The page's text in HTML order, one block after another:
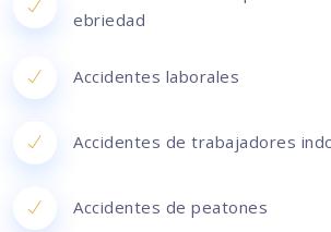
ebriedad
Accidentes laborales
Accidentes de trabajadores
Accidentes de peatones